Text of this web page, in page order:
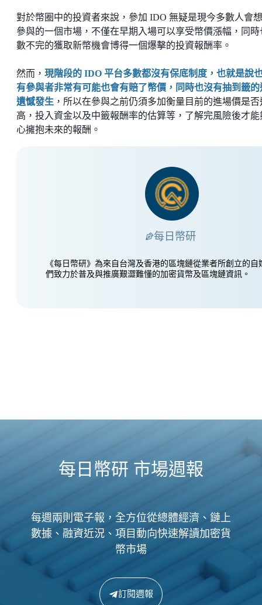
對於幣圈中的投資者來說，參加 IDO 無疑是現今多數人會
參與的一個市場，不僅在早期入場可以享受幣價漲幅，同時
數不完的獲取新幣機會博得一個爆擊的投資報酬率。
然而， 現階段的 IDO 平台多數都沒有保底制度，也就是說
有參與者非常有可能也會有賠了幣價，同時也沒有抽到籤的
遺憾發生 ，所以在參與之前仍須多加衡量目前的進場價是否
高，投入資金以及中籤報酬率的估算等，了解完風險後才能
心擁抱未來的報酬。
每日幣研
《每日幣研》為來自台灣及香港的區塊鏈從業者所創立的自
們致力於普及與推廣艱澀難懂的加密貨幣及區塊鏈資訊。
每日幣研 市場週報
每週兩則電子報，全方位從總體經濟、鏈上
數據、融資近況、項目動向快速解讀加密貨
幣市場
訂閱週報